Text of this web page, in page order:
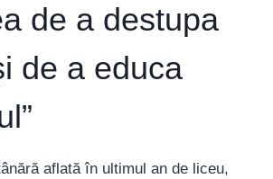
de a destupa
de a educa
aflată în ultimul an de liceu,